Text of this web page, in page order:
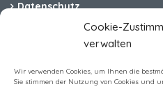
Cookie-
verwalten
Wir verwenden Cookies, um Ihnen die
Sie stimmen der Nutzung von Cookies und
Datenschutz
Cookie-Richtlinie (EU)
Barrierefreiheit